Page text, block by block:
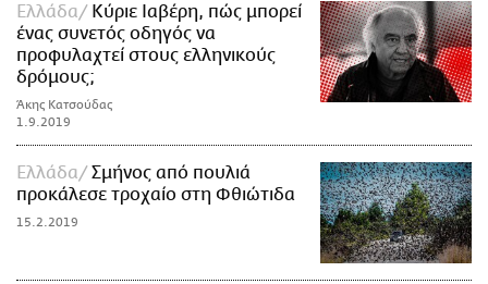
Ελλάδα
Κύριε Ιαβέρη, πώς μπορεί
ένας συνετός οδηγός να
προφυλαχτεί στους ελληνικούς
δρόμους;
Άκης Κατσούδας
1.9.2019
Ελλάδα
Σμήνος από πουλιά
προκάλεσε τροχαίο στη Φθιώτιδα
15.2.2019